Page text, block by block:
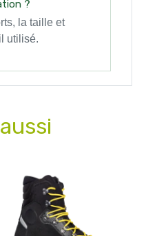
?
la taille et
utilisé.